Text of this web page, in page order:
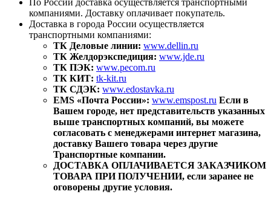
компаниями. Доставку оплачивает покупатель.
Доставка в города России осуществляется
транспортными компаниями:
ТК Деловые линии: www.dellin.ru
ТК Желдорэкспедиция: www.jde.ru
ТК ПЭК: www.pecom.ru
ТК КИТ: tk-kit.ru
ТК СДЭК: www.edostavka.ru
EMS «Почта России»: www.emspost.ru Если в
Вашем городе, нет представительств указанных
выше транспортных компаний, вы можете
согласовать с менеджерами интернет магазина,
доставку Вашего товара через другие
Транспортные компании.
ДОСТАВКА ОПЛАЧИВАЕТСЯ ЗАКАЗЧИКОМ
ТОВАРА ПРИ ПОЛУЧЕНИИ, если заранее не
оговорены другие условия.